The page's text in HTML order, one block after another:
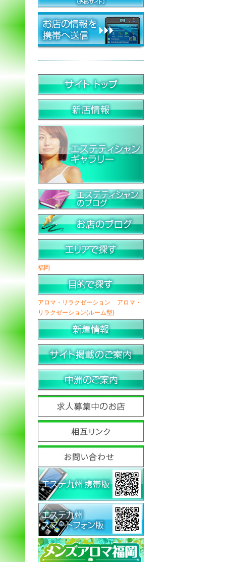
福岡
アロマ・リラクゼーション
アロマ・
リラクゼーション(ルーム型)